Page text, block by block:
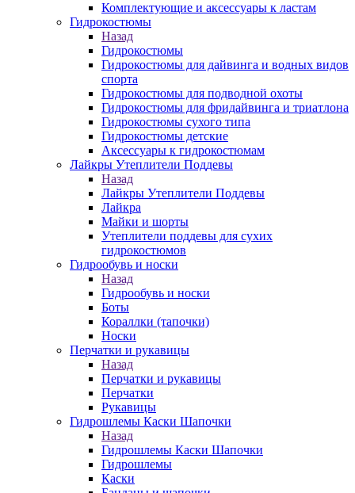
Комплектующие и аксессуары к ластам
Гидрокостюмы
Назад
Гидрокостюмы
Гидрокостюмы для дайвинга и водных видов
спорта
Гидрокостюмы для подводной охоты
Гидрокостюмы для фридайвинга и триатлона
Гидрокостюмы сухого типа
Гидрокостюмы детские
Аксессуары к гидрокостюмам
Лайкры Утеплители Поддевы
Назад
Лайкры Утеплители Поддевы
Лайкра
Майки и шорты
Утеплители поддевы для сухих
гидрокостюмов
Гидрообувь и носки
Назад
Гидрообувь и носки
Боты
Кораллки (тапочки)
Носки
Перчатки и рукавицы
Назад
Перчатки и рукавицы
Перчатки
Рукавицы
Гидрошлемы Каски Шапочки
Назад
Гидрошлемы Каски Шапочки
Гидрошлемы
Каски